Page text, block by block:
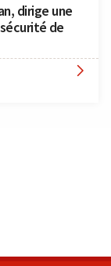
dirige une
de
